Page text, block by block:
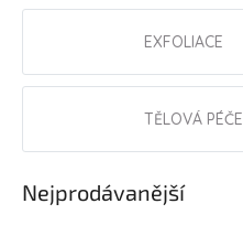
Přihlášení
EXFOLIACE
TĚLOVÁ PÉČE
Nejprodávanější